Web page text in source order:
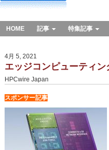
HOME 記事 特集記事
4月 5, 2021
エッジコンピューティ
HPCwire Japan
スポンサー記事